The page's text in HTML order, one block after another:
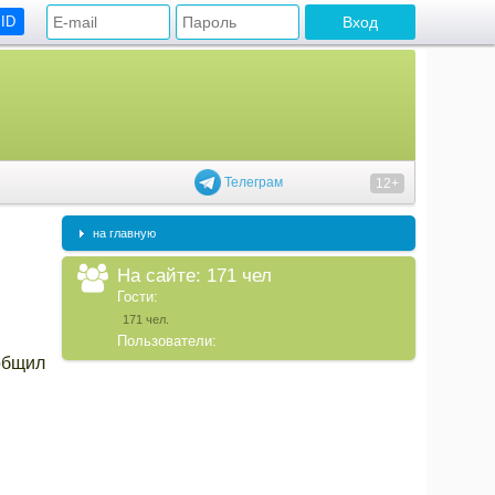
Телеграм 12+
на главную
На сайте: 171 чел
Гости:
171 чел.
Пользователи: